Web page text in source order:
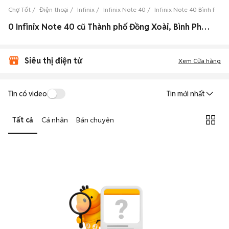
Chợ Tốt Điện thoại Infinix Infinix Note 40 Infinix Note 40 Bình Phước
0 Infinix Note 40 cũ Thành phố Đồng Xoài, Bình Phước đẹp
Siêu thị điện tử Xem Cửa hàng
Tin có video Tin mới nhất
Tất cả Cá nhân Bán chuyên